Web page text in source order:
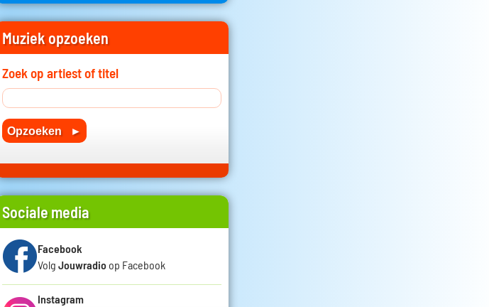
Muziek opzoeken
Zoek op artiest of titel
Sociale media
Facebook
Volg Jouwradio op Facebook
Instagram